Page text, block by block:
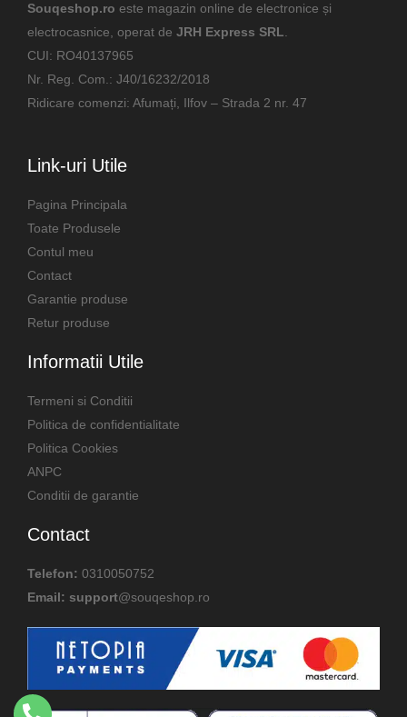
Souqeshop.ro este magazin online de electronice și
electrocasnice, operat de JRH Express SRL.
CUI: RO40137965
Nr. Reg. Com.: J40/16232/2018
Ridicare comenzi: Afumați, Ilfov – Strada 2 nr. 47
Link-uri Utile
Pagina Principala
Toate Produsele
Contul meu
Contact
Garantie produse
Retur produse
Informatii Utile
Termeni si Conditii
Politica de confidentialitate
Politica Cookies
ANPC
Conditii de garantie
Contact
Telefon: 0310050752
Email: support@souqeshop.ro